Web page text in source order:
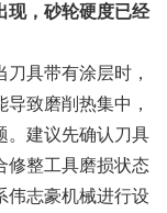
现，砂轮硬度已经
具带有涂层时，
致磨削热集中，
。建议先确认刀具
修整工具磨损状态
伟志豪机械进行设